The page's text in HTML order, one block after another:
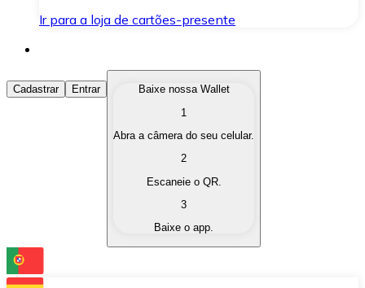
Ir para a loja de cartões-presente
Comprar Criptomoedas
Compre as criptomoedas de seu interesse de forma
Converta suas criptomoedas em moeda fiduciária
Troque uma criptomoeda por outra
Cadastrar Entrar
Baixe nossa Wallet
1
Abra a câmera do seu celular.
2
Escaneie o QR.
3
Baixe o app.